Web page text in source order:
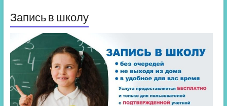
Запись в школу